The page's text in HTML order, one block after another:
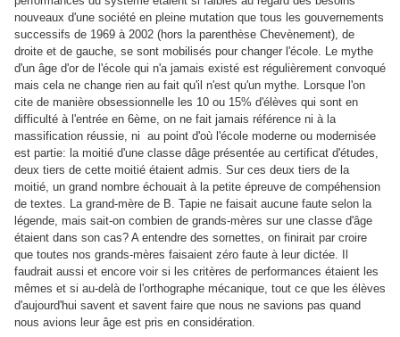
nouveaux d'une société en pleine mutation que tous les gouvernements
successifs de 1969 à 2002 (hors la parenthèse Chevènement), de
droite et de gauche, se sont mobilisés pour changer l'école. Le mythe
d'un âge d'or de l'école qui n'a jamais existé est régulièrement convoqué
mais cela ne change rien au fait qu'il n'est qu'un mythe. Lorsque l'on
cite de manière obsessionnelle les 10 ou 15% d'élèves qui sont en
difficulté à l'entrée en 6ème, on ne fait jamais référence ni à la
massification réussie, ni au point d'où l'école moderne ou modernisée
est partie: la moitié d'une classe dâge présentée au certificat d'études,
deux tiers de cette moitié étaient admis. Sur ces deux tiers de la
moitié, un grand nombre échouait à la petite épreuve de compéhension
de textes. La grand-mère de B. Tapie ne faisait aucune faute selon la
légende, mais sait-on combien de grands-mères sur une classe d'âge
étaient dans son cas? A entendre des sornettes, on finirait par croire
que toutes nos grands-mères faisaient zéro faute à leur dictée. Il
faudrait aussi et encore voir si les critères de performances étaient les
mêmes et si au-delà de l'orthographe mécanique, tout ce que les élèves
d'aujourd'hui savent et savent faire que nous ne savions pas quand
nous avions leur âge est pris en considération.